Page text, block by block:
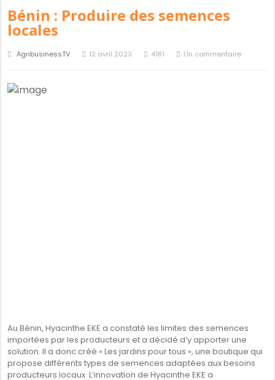
Bénin : Produire des semences
locales
AgribusinessTV 12 avril 2023 4181 Un commentaire
Au Bénin, Hyacinthe EKE a constaté les limites des semences
importées par les producteurs et a décidé d’y apporter une
solution. Il a donc créé « Les jardins pour tous », une boutique qui
propose différents types de semences adaptées aux besoins
producteurs locaux. L’innovation de Hyacinthe EKE a